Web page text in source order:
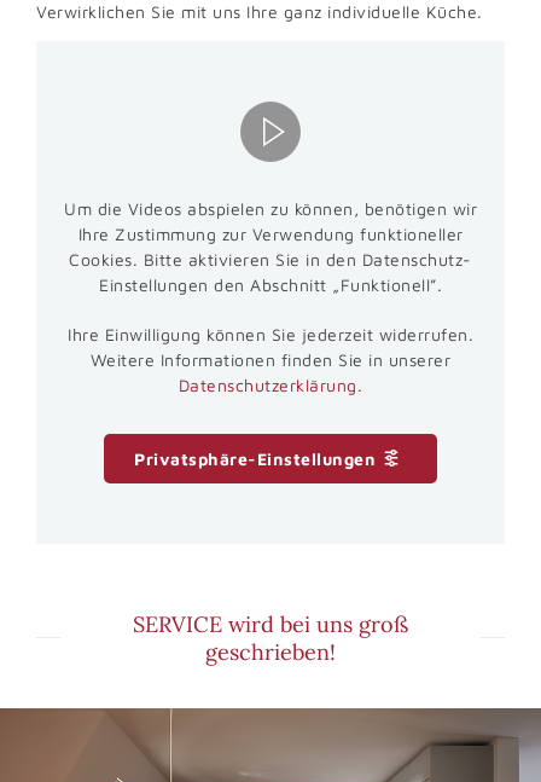
Verwirklichen Sie mit uns Ihre ganz individuelle Küche.
Um die Videos abspielen zu können, benötigen wir
Ihre Zustimmung zur Verwendung funktioneller
Cookies. Bitte aktivieren Sie in den Datenschutz-
Einstellungen den Abschnitt „Funktionell”.
Ihre Einwilligung können Sie jederzeit widerrufen.
Weitere Informationen finden Sie in unserer
Datenschutzerklärung.
Privatsphäre-Einstellungen
SERVICE wird bei uns groß
geschrieben!